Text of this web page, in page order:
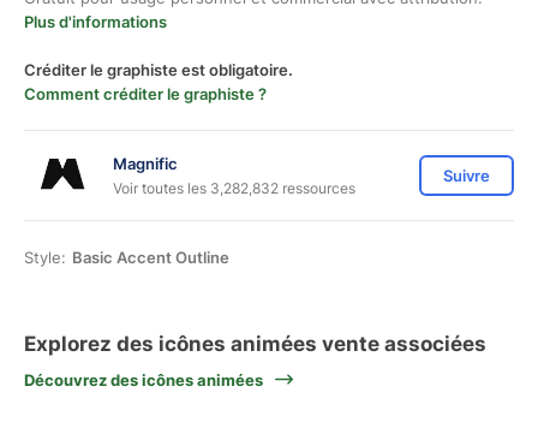
Plus d'informations
Créditer le graphiste est obligatoire.
Comment créditer le graphiste ?
Magnific
Voir toutes les 3,282,832 ressources
Suivre
Style: Basic Accent Outline
Explorez des icônes animées vente associées
Découvrez des icônes animées